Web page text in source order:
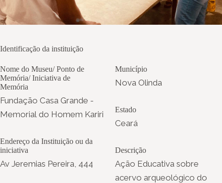
Identificação da instituição
Nome do Museu/ Ponto de
Memória/ Iniciativa de
Memória
Fundação Casa Grande -
Memorial do Homem Kariri
Endereço da Instituição ou da
iniciativa
Av Jeremias Pereira, 444
Município
Nova Olinda
Estado
Ceará
Descrição
Ação Educativa sobre
acervo arqueológico do